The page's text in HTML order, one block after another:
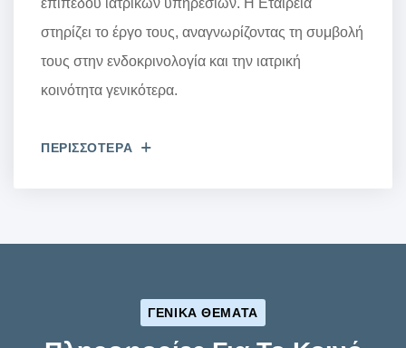
στηρίζει το έργο τους, αναγνωρίζοντας τη συμβολή
τους στην ενδοκρινολογία και την ιατρική
κοινότητα γενικότερα.
ΠΕΡΙΣΣΟΤΕΡΑ
ΓΕΝΙΚΑ ΘΕΜΑΤΑ